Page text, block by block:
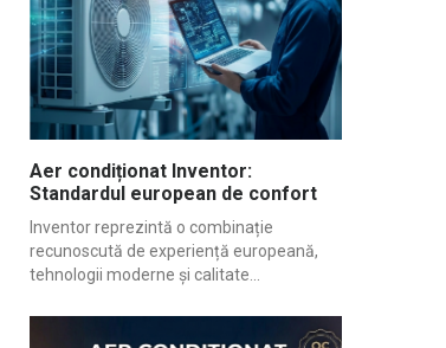
Aer condiționat Inventor:
Standardul european de confort
Inventor reprezintă o combinație
recunoscută de experiență europeană,
tehnologii moderne și calitate...